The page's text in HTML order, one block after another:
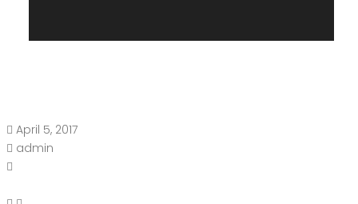
April 5, 2017
admin